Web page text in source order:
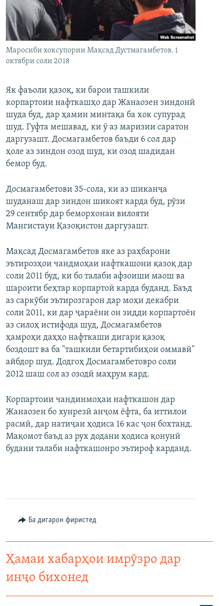
ГУЗОРИШҲОИ РАДИОӢ
Русский
Ҳамаи сомонаҳои RFE/RL
Маросиби хоксупории Мақсад Дустмагамбетов. 1
октябри соли 2018
Як фаъоли қазоқ, ки барои ташкили
корпартоии нафткашҳо дар Жанаозен зиндонӣ
шуда буд, дар ҳамин минтақа ба хок супурад
шуд. Гуфта мешавад, ки ӯ аз маризии саратон
даргузашт. Досмагамбетов баъди 6 сол дар
ҳоле аз зиндон озод шуд, ки озод шадидан
бемор буд.
Досмагамбетови 35-сола, ки аз шиканҷа
шуданаш дар зиндон шикоят карда буд, рӯзи
29 сентябр дар беморхонаи вилояти
Мангистауи Қазоқистон даргузашт.
Мақсад Досмагамбетов яке аз раҳбарони
эътирозҳои чандмоҳаи нафткашони қазоқ дар
соли 2011 буд, ки бо талаби афзоиши маош ва
шароити беҳтар корпартоӣ карда буданд. Баъд
аз саркӯби эътирозгарон дар моҳи декабри
соли 2011, ки дар ҷараёни он зидди корпартоён
аз силоҳ истифода шуд, Досмагамбетов
ҳамроҳи даҳҳо нафткаши дигари қазоқ
боздошт ва ба "ташкили бетартибиҳои оммавӣ"
айбдор шуд. Додгоҳ Досмагамбетовро соли
2012 шаш сол аз озодӣ маҳрум кард.
Корпартоии чандинмоҳаи нафткашон дар
Жанаозен бо хунрезӣ анҷом ёфта, ба иттилои
расмӣ, дар натиҷаи ҳодиса 16 кас ҷон бохтанд.
Мақомот баъд аз рух додани ҳодиса қонунӣ
будани талаби нафткашонро эътироф карданд.
Ба дигарон фиристед
Ҳамаи хабарҳои имрӯзро дар
инҷо бихонед